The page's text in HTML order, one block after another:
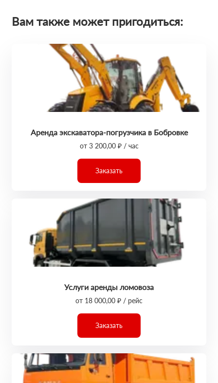
Вам также может пригодиться:
Аренда экскаватора-погрузчика в Бобровке
от 3 200,00 ₽ / час
Заказать
Услуги аренды ломовоза
от 18 000,00 ₽ / рейс
Заказать